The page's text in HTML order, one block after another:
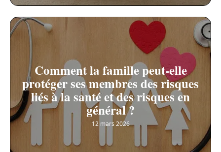
Comment la famille peut-elle
protéger ses membres des risques
liés à la santé et des risques en
général ?
12 mars 2026